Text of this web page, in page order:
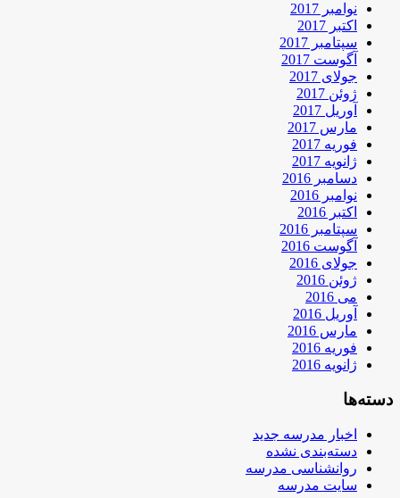
نوامبر 2017
اکتبر 2017
سپتامبر 2017
آگوست 2017
جولای 2017
ژوئن 2017
آوریل 2017
مارس 2017
فوریه 2017
ژانویه 2017
دسامبر 2016
نوامبر 2016
اکتبر 2016
سپتامبر 2016
آگوست 2016
جولای 2016
ژوئن 2016
می 2016
آوریل 2016
مارس 2016
فوریه 2016
ژانویه 2016
دسته‌ها
اخبار مدرسه جدید
دسته‌بندی نشده
روانشناسی مدرسه
سایت مدرسه